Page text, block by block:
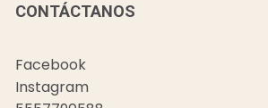
CONTÁCTANOS
Facebook
Instagram